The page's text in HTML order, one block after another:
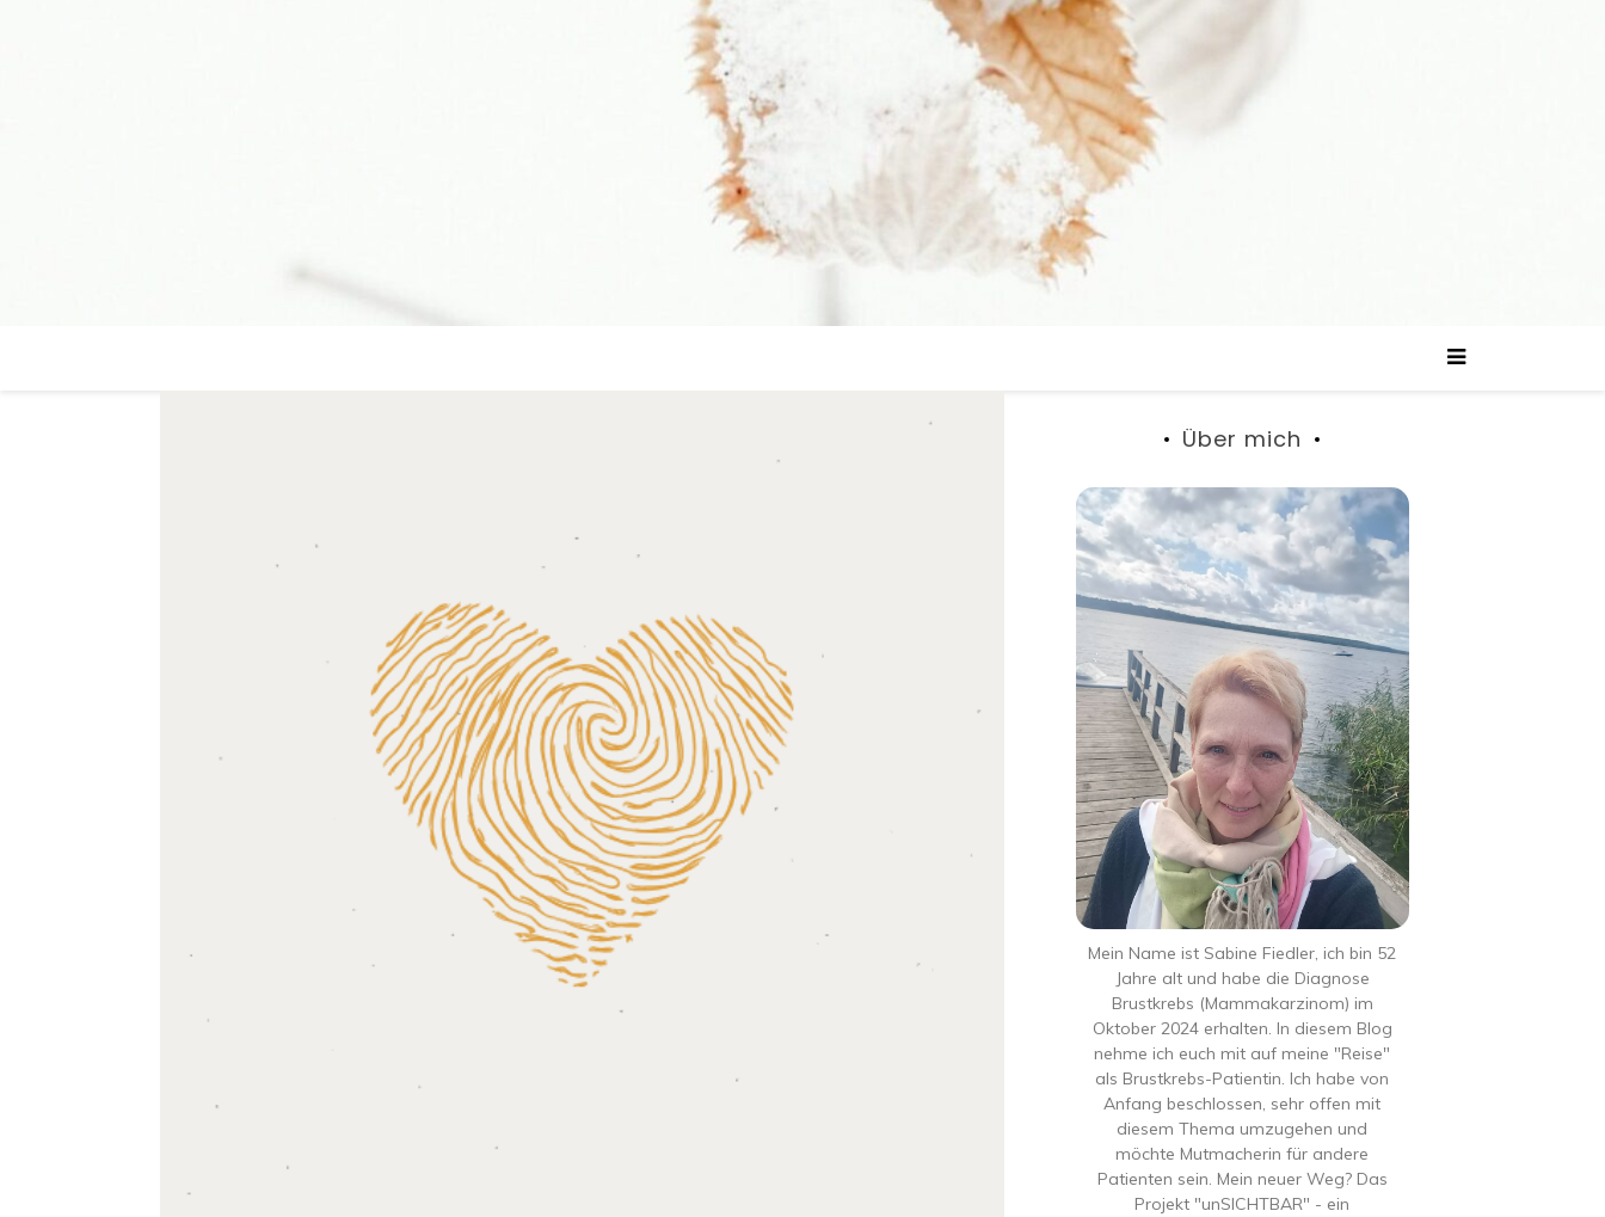
Über mich
Mein Name ist Sabine Fiedler, ich bin 52
Jahre alt und habe die Diagnose
Brustkrebs (Mammakarzinom) im
Oktober 2024 erhalten. In diesem Blog
nehme ich euch mit auf meine "Reise"
als Brustkrebs-Patientin. Ich habe von
Anfang beschlossen, sehr offen mit
diesem Thema umzugehen und
möchte Mutmacherin für andere
Patienten sein. Mein neuer Weg? Das
Projekt "unSICHTBAR" - ein